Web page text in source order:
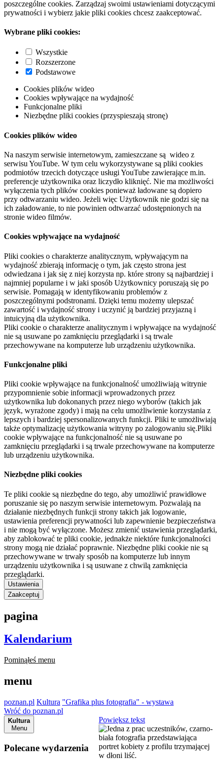
poszczególne cookies. Zarządzaj swoimi ustawieniami dotyczącymi
prywatności i wybierz jakie pliki cookies chcesz zaakceptować.
Wybrane pliki cookies:
Wszystkie
Rozszerzone
Podstawowe
Cookies plików wideo
Cookies wpływające na wydajność
Funkcjonalne pliki
Niezbędne pliki cookies (przyspieszają stronę)
Cookies plików wideo
Na naszym serwisie internetowym, zamieszczane są wideo z
serwisu YouTube. W tym celu wykorzystywane są pliki cookies
podmiotów trzecich dotyczące usługi YouTube zawierające m.in.
preferencje użytkownika oraz liczydło kliknięć. Nie ma możliwości
wyłączenia tych plików cookies ponieważ ładowane są dopiero
przy odtwarzaniu wideo. Jeżeli więc Użytkownik nie godzi się na
ich załadowanie, to nie powinien odtwarzać udostępnionych na
stronie wideo filmów.
Cookies wpływające na wydajność
Pliki cookies o charakterze analitycznym, wpływającym na
wydajność zbierają informację o tym, jak często strona jest
odwiedzana i jak się z niej korzysta np. które strony są najbardziej i
najmniej popularne i w jaki sposób Użytkownicy poruszają się po
serwisie. Pomagają w identyfikowaniu problemów z
poszczególnymi podstronami. Dzięki temu możemy ulepszać
zawartość i wydajność strony i uczynić ją bardziej przyjazną i
intuicyjną dla użytkownika.
Pliki cookie o charakterze analitycznym i wpływające na wydajność
nie są usuwane po zamknięciu przeglądarki i są trwale
przechowywane na komputerze lub urządzeniu użytkownika.
Funkcjonalne pliki
Pliki cookie wpływające na funkcjonalność umożliwiają witrynie
przypomnienie sobie informacji wprowadzonych przez
użytkownika lub dokonanych przez niego wyborów (takich jak
język, wyrażone zgody) i mają na celu umożliwienie korzystania z
lepszych i bardziej spersonalizowanych funkcji. Pliki te umożliwiają
także optymalizację użytkowania witryny po zalogowaniu się.Pliki
cookie wpływające na funkcjonalność nie są usuwane po
zamknięciu przeglądarki i są trwale przechowywane na komputerze
lub urządzeniu użytkownika.
Niezbędne pliki cookies
Te pliki cookie są niezbędne do tego, aby umożliwić prawidłowe
poruszanie się po naszym serwisie internetowym. Pozwalają na
działanie niezbędnych funkcji strony takich jak logowanie,
ustawienia preferencji prywatności lub zapewnienie bezpieczeństwa
i nie mogą być wyłączone. Możesz zmienić ustawienia przeglądarki,
aby zablokować te pliki cookie, jednakże niektóre funkcjonalności
strony mogą nie działać poprawnie. Niezbędne pliki cookie nie są
przechowywane w trwały sposób na komputerze lub innym
urządzeniu użytkownika i są usuwane z chwilą zamknięcia
przeglądarki.
Ustawienia
Zaakceptuj
pagina
Kalendarium
Pominąłeś menu
menu
poznan.pl Kultura "Grafika plus fotografia" - wystawa
Wróć do poznan.pl
Kultura
Menu
Polecane wydarzenia
Powiększ tekst